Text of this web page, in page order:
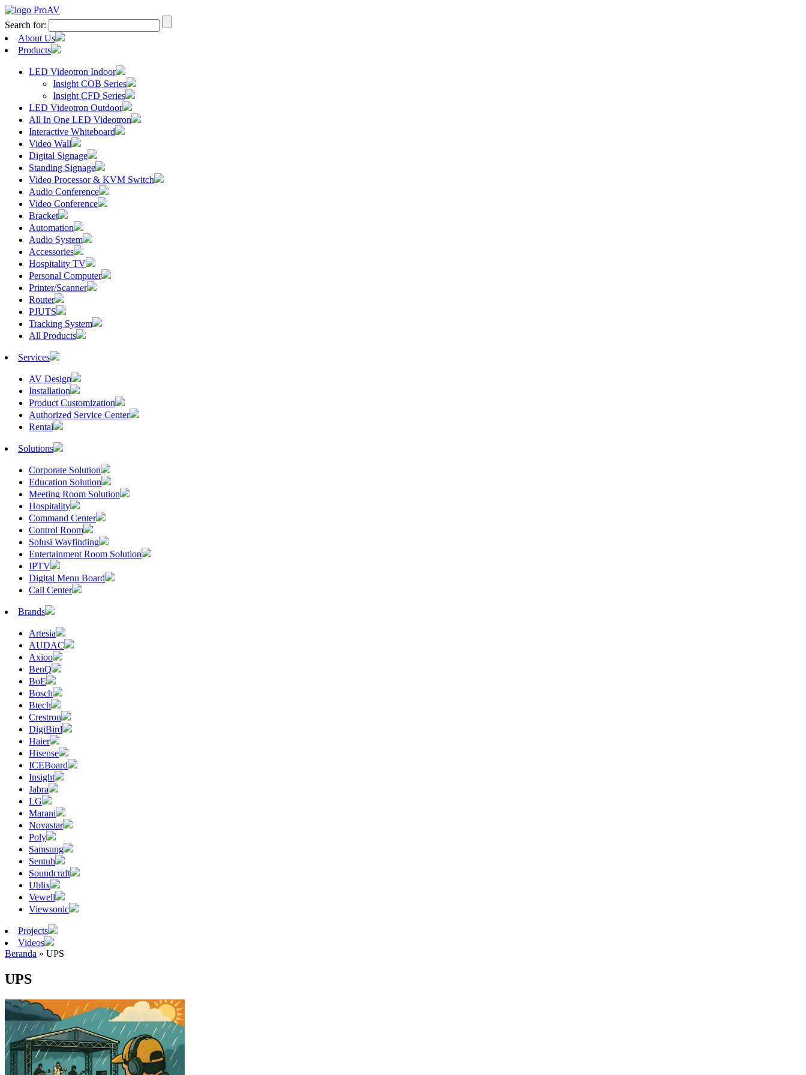
Search for:
About Us
Products
LED Videotron Indoor
Insight COB Series
Insight CFD Series
LED Videotron Outdoor
All In One LED Videotron
Interactive Whiteboard
Video Wall
Digital Signage
Standing Signage
Video Processor & KVM Switch
Audio Conference
Video Conference
Bracket
Automation
Audio System
Accessories
Hospitality TV
Personal Computer
Printer/Scanner
Router
PJUTS
Tracking System
All Products
Services
AV Design
Installation
Product Customization
Authorized Service Center
Rental
Solutions
Corporate Solution
Education Solution
Meeting Room Solution
Hospitality
Command Center
Control Room
Solusi Wayfinding
Entertainment Room Solution
IPTV
Digital Menu Board
Call Center
Brands
Artesia
AUDAC
Axioo
BenQ
BoE
Bosch
Btech
Crestron
DigiBird
Haier
Hisense
ICEBoard
Insight
Jabra
LG
Marani
Novastar
Poly
Samsung
Sentuh
Soundcraft
Ublix
Vewell
Viewsonic
Projects
Videos
Beranda » UPS
UPS